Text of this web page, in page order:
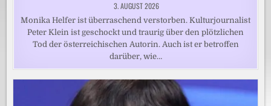
3. AUGUST 2026
Monika Helfer ist überraschend verstorben. Kulturjournalist
Peter Klein ist geschockt und traurig über den plötzlichen
Tod der österreichischen Autorin. Auch ist er betroffen
darüber, wie…